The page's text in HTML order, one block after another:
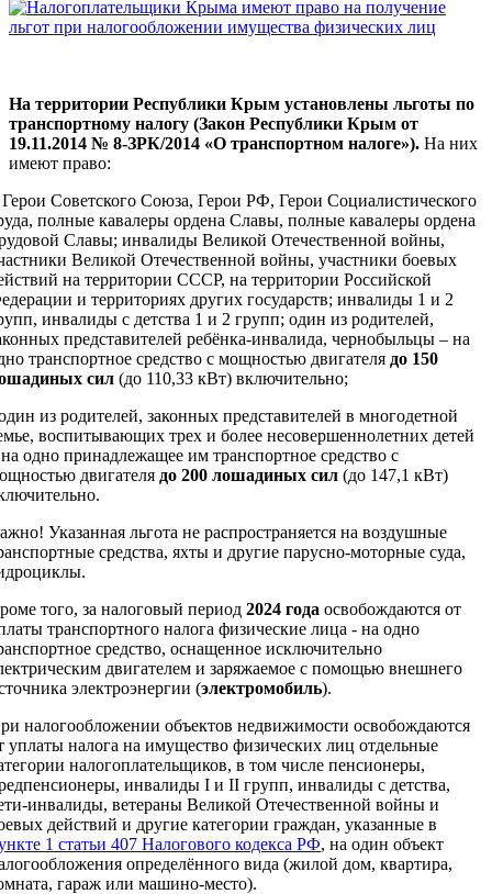
На территории Республики Крым установлены льготы по
транспортному налогу (Закон Республики Крым от
19.11.2014 № 8-ЗРК/2014 «О транспортном налоге»). На них
имеют право:
Советского Союза, Герои РФ, Герои Социалистического
полные кавалеры ордена Славы, полные кавалеры ордена
Славы; инвалиды Великой Отечественной войны,
Великой Отечественной войны, участники боевых
на территории СССР, на территории Российской
и территориях других государств; инвалиды 1 и 2
инвалиды с детства 1 и 2 групп; один из родителей,
представителей ребёнка-инвалида, чернобыльцы – на
транспортное средство с мощностью двигателя до 150
сил (до 110,33 кВт) включительно;
из родителей, законных представителей в многодетной
воспитывающих трех и более несовершеннолетних детей
одно принадлежащее им транспортное средство с
двигателя до 200 лошадиных сил (до 147,1 кВт)
Указанная льгота не распространяется на воздушные
средства, яхты и другие парусно-моторные суда,
того, за налоговый период2024 года освобождаются от
транспортного налога физические лица - на одно
средство, оснащенное исключительно
двигателем и заряжаемое с помощью внешнего
электроэнергии (электромобиль).
налогообложении объектов недвижимости освобождаются
уплаты налога на имущество физических лиц отдельные
налогоплательщиков, в том числе пенсионеры,
инвалиды I и II групп, инвалиды с детства,
инвалиды, ветераны Великой Отечественной войны и
действий и другие категории граждан, указанные в
1 статьи 407 Налогового кодекса РФ, на один объект
определённого вида (жилой дом, квартира,
гараж или машино-место).